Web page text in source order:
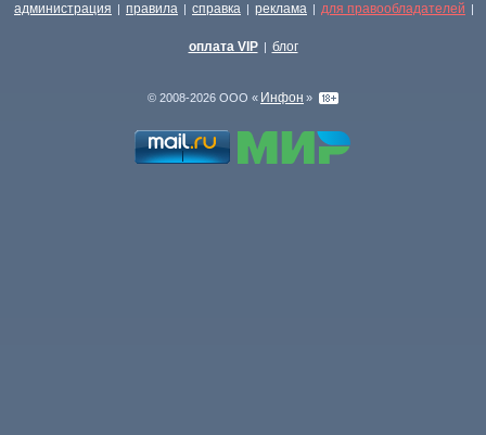
администрация | правила | справка | реклама | для правообладателей |
оплата VIP | блог
© 2008-2026 ООО « Инфон »